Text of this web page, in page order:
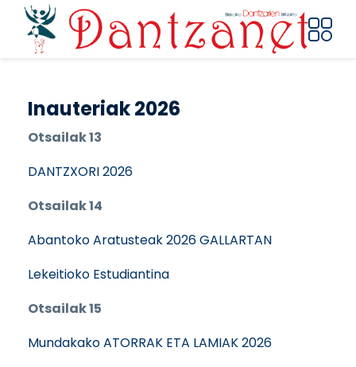
Pasar al contenido principal
Inauteriak 2026
Otsailak 13
DANTZXORI 2026
Otsailak 14
Abantoko Aratusteak 2026 GALLARTAN
Lekeitioko Estudiantina
Otsailak 15
Mundakako ATORRAK ETA LAMIAK 2026